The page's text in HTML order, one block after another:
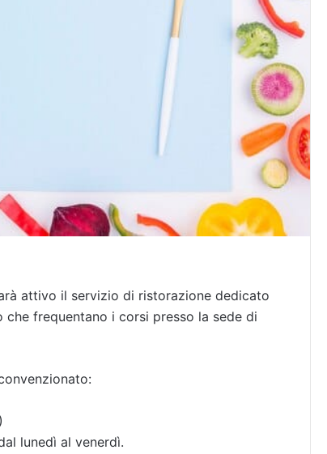
attivo il servizio di ristorazione dedicato
che frequentano i corsi presso la sede di
lunedì al venerdì.